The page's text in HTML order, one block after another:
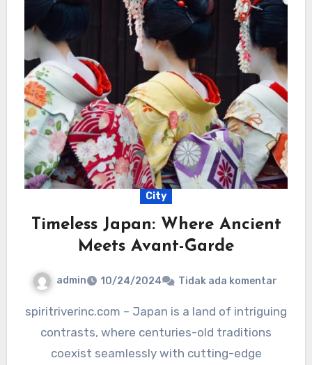
City
Timeless Japan: Where Ancient
Meets Avant-Garde
admin 10/24/2024 Tidak ada komentar
spiritriverinc.com – Japan is a land of intriguing
contrasts, where centuries-old traditions
coexist seamlessly with cutting-edge